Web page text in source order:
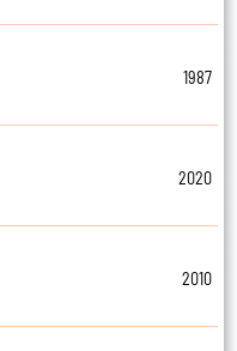
1987
2020
2010